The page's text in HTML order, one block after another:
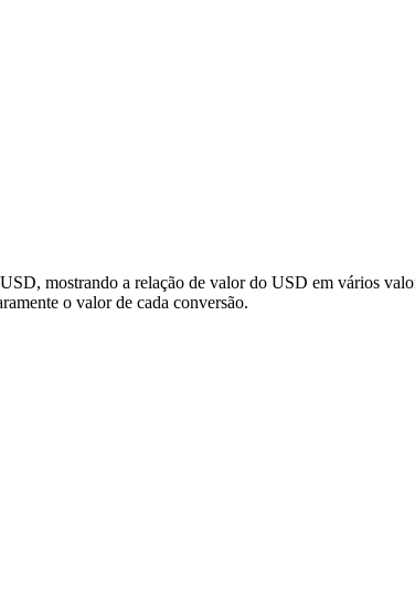
mostrando a relação de valor do USD em vários
o valor de cada conversão.